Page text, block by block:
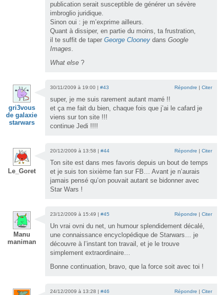
publication serait susceptible de générer un sévère
imbroglio juridique.
Sinon oui : je m’exprime ailleurs.
Quant à dissiper, en partie du moins, ta frustration,
il te suffit de taper George Clooney dans Google
Images.
What else ?
gri3vous
de galaxie
starwars
30/11/2009 à 19:00 | #43 Répondre | Citer
super, je me suis rarement autant marré !!
et ça me fait du bien, chaque fois que j’ai le cafard je
viens sur ton site !!!
continue Jedi !!!!
Le_Goret
20/12/2009 à 13:58 | #44 Répondre | Citer
Ton site est dans mes favoris depuis un bout de temps
et je suis ton sixième fan sur FB… Avant je n’aurais
jamais pensé qu’on pouvait autant se bidonner avec
Star Wars !
Manu
maniman
23/12/2009 à 15:49 | #45 Répondre | Citer
Un vrai ovni du net, un humour splendidement décalé,
une connaissance encyclopédique de Starwars… je
découvre à l’instant ton travail, et je le trouve
simplement extraordinaire…
Bonne continuation, bravo, que la force soit avec toi !
24/12/2009 à 13:28 | #46 Répondre | Citer